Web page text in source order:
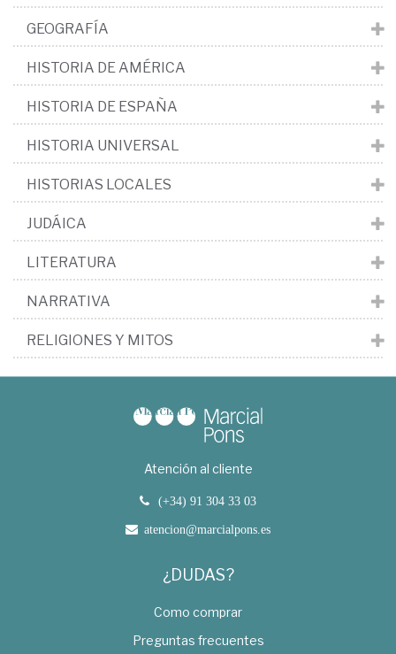
GEOGRAFÍA
HISTORIA DE AMÉRICA
HISTORIA DE ESPAÑA
HISTORIA UNIVERSAL
HISTORIAS LOCALES
JUDÁICA
LITERATURA
NARRATIVA
RELIGIONES Y MITOS
Atención al cliente
(+34) 91 304 33 03
atencion@marcialpons.es
¿DUDAS?
Como comprar
Preguntas frecuentes